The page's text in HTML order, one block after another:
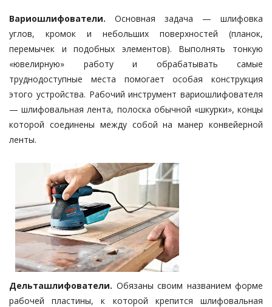
Вариошлифователи. Основная задача — шлифовка
углов, кромок и небольших поверхностей (планок,
перемычек и подобных элементов). Выполнять тонкую
«ювелирную» работу и обрабатывать самые
труднодоступные места помогает особая конструкция
этого устройства. Рабочий инструмент вариошлифователя
— шлифовальная лента, полоска обычной «шкурки», концы
которой соединены между собой на манер конвейерной
ленты.
Дельташлифователи. Обязаны своим названием форме
рабочей пластины, к которой крепится шлифовальная